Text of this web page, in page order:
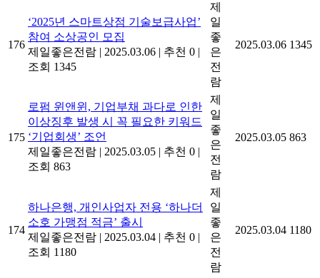
176
‘2025년 스마트상점 기술보급사업’
참여 소상공인 모집
제일좋은전람 | 2025.03.06 | 추천 0 |
조회 1345
제
일
좋
은
전
람
2025.03.06 1345
175
로펌 윈앤윈, 기업부채 과다로 인한
이상징후 발생 시 꼭 필요한 키워드
‘기업회생’ 조언
제일좋은전람 | 2025.03.05 | 추천 0 |
조회 863
제
일
좋
은
전
람
2025.03.05 863
174
하나은행, 개인사업자 전용 ‘하나더
소호 가맹점 적금’ 출시
제일좋은전람 | 2025.03.04 | 추천 0 |
조회 1180
제
일
좋
은
전
람
2025.03.04 1180